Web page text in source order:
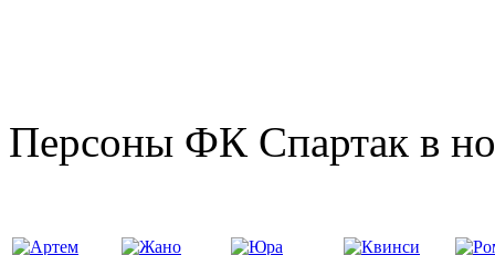
Персоны ФК Спартак в